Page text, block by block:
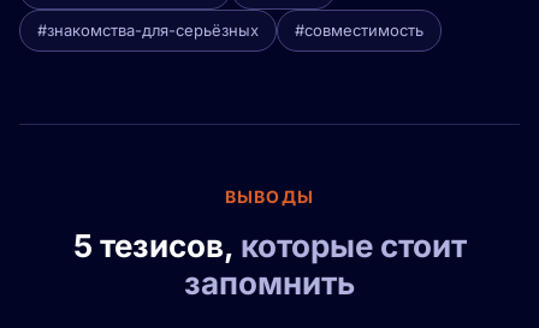
#знакомства-для-серьёзных #совместимость
ВЫВОДЫ
5 тезисов, которые стоит
запомнить